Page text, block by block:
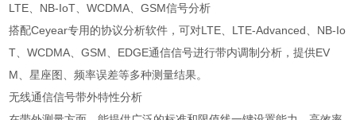
LTE、NB-IoT、WCDMA、GSM信号分析
搭配Ceyear专用的协议分析软件，可对LTE、LTE-Advanced、NB-Io
T、WCDMA、GSM、EDGE通信信号进行带内调制分析，提供EV
M、星座图、频率误差等多种测量结果。
无线通信信号带外特性分析